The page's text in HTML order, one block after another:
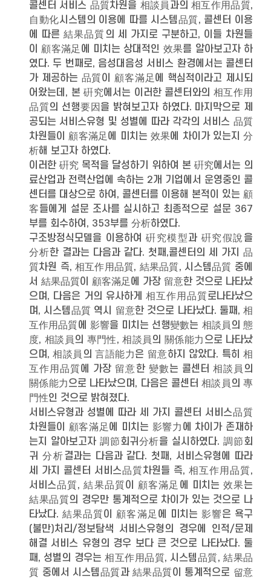
콜센터 서비스 品質차원을 相談員과의 相互作用品質,
自動化시스템의 이용에 따를 시스템品質, 콜센터 이용
에 따른 結果品質의 세 가지로 구분하고, 이들 차원들
이 顧客滿足에 미치는 상대적인 效果를 알아보고자 하
였다. 두 번째로, 음성대음성 서비스 환경에서는 콜센터
가 제공하는 品質이 顧客滿足에 핵심적이라고 제시되
어왔는데, 본 硏究에서는 이러한 콜센터와의 相互作用
品質의 선행要因을 밝혀보고자 하였다. 마지막으로 제
공되는 서비스유형 및 성별에 따라 각각의 서비스 品質
차원들이 顧客滿足에 미치는 效果에 차이가 있는지 分
析해 보고자 하였다.
이러한 硏究 목적을 달성하기 위하여 본 硏究에서는 의
료산업과 전력산업에 속하는 2개 기업에서 운영중인 콜
센터를 대상으로 하여, 콜센터를 이용해 본적이 있는 顧
客들에게 설문 조사를 실시하고 최종적으로 설문 367
부를 회수하여, 353부를 分析하였다.
구조방정식모델을 이용하여 硏究模型과 硏究假說을
分析한 결과는 다음과 같다. 첫째,콜센터의 세 가지 品
質차원 즉, 相互作用品質, 結果品質, 시스템品質 중에
서 結果品質이 顧客滿足에 가장 留意한 것으로 나타났
으며, 다음은 거의 유사하게 相互作用品質로나타났으
며, 시스템品質 역시 留意한 것으로 나타났다. 둘째, 相
互作用品質에 影響을 미치는 선행變數는 相談員의 態
度, 相談員의 專門性, 相談員의 關係能力으로 나타났
으며, 相談員의 言語能力은 留意하지 않았다. 특히 相
互作用品質에 가장 留意한 變數는 콜센터 相談員의
關係能力으로 나타났으며, 다음은 콜센터 相談員의 專
門性인 것으로 밝혀졌다.
서비스유형과 성별에 따라 세 가지 콜센터 서비스品質
차원들이 顧客滿足에 미치는 影響力에 차이가 존재하
는지 알아보고자 調節회귀分析을 실시하였다. 調節회
귀 分析결과는 다음과 같다. 첫째, 서비스유형에 따라
세 가지 콜센터 서비스品質차원들 즉, 相互作用品質,
서비스品質, 結果品質이 顧客滿足에 미치는 效果는
結果品質의 경우만 통계적으로 차이가 있는 것으로 나
타났다. 結果品質이 顧客滿足에 미치는 影響은 욕구
(불만)처리/정보탐색 서비스유형의 경우에 인적/문제
해결 서비스 유형의 경우 보다 큰 것으로 나타났다. 둘
째, 성별의 경우는 相互作用品質, 시스템品質, 結果品
質 중에서 시스템品質과 結果品質이 통계적으로 留意